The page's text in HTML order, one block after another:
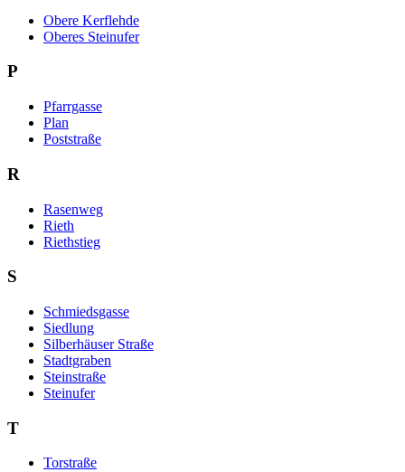
Obere Kerflehde
Oberes Steinufer
P
Pfarrgasse
Plan
Poststraße
R
Rasenweg
Rieth
Riethstieg
S
Schmiedsgasse
Siedlung
Silberhäuser Straße
Stadtgraben
Steinstraße
Steinufer
T
Torstraße